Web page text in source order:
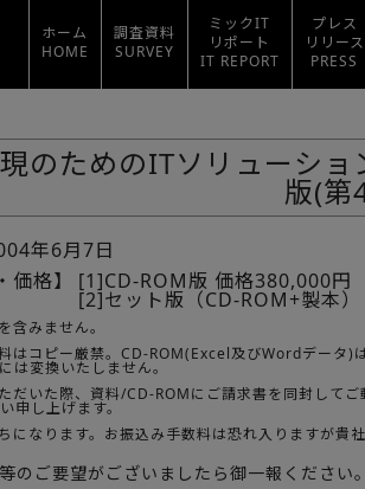
ホーム
HOME
調査資料
SURVEY
ミックIT
リポート
IT REPORT
プレス
リリース
PRESS
のためのITソリューシ
版(第
年6月7日
価格】
[1]CD-ROM版 価格380,000円
[2]セット版（CD-ROM+製本
含みません。
はコピー厳禁。CD-ROM(Excel及びWordデータ)
は変換いたしません。
だいた際、資料/CD-ROMにご請求書を同封して
申し上げます。
になります。お振込み手数料は恐れ入りますが貴社
のご要望がございましたら御一報ください。